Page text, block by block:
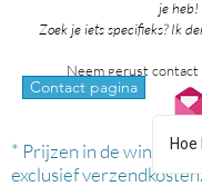
je heb!
Zoek je iets specifieks? Ik
Neem gerust contact
Contact pagina
* Prijzen in de winkel
exclusief verzendkosten.